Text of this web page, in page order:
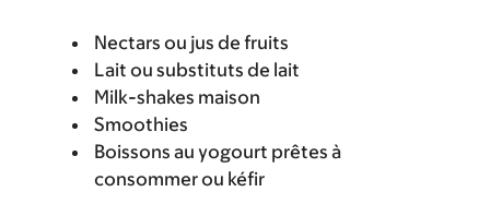
Nectars ou jus de fruits
Lait ou substituts de lait
Milk-shakes maison
Smoothies
Boissons au yogourt prêtes à
consommer ou kéfir